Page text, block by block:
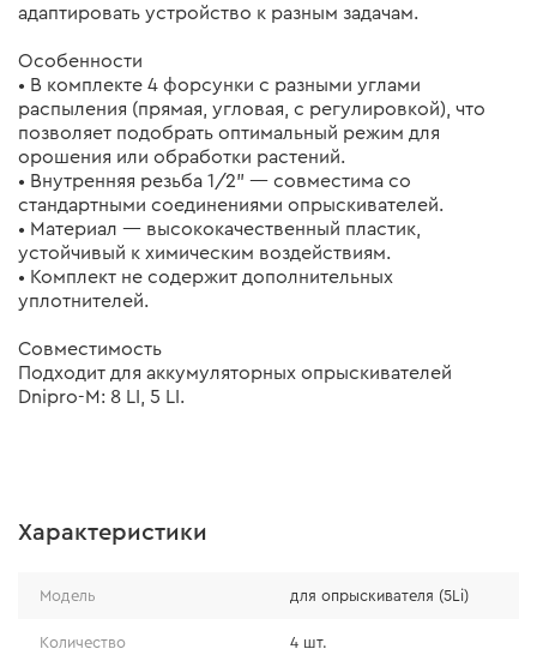
адаптировать устройство к разным задачам.
Особенности
• В комплекте 4 форсунки с разными углами
распыления (прямая, угловая, с регулировкой), что
позволяет подобрать оптимальный режим для
орошения или обработки растений.
• Внутренняя резьба 1/2" — совместима со
стандартными соединениями опрыскивателей.
• Материал — высококачественный пластик,
устойчивый к химическим воздействиям.
• Комплект не содержит дополнительных
уплотнителей.
Совместимость
Подходит для аккумуляторных опрыскивателей
Dnipro-M: 8 LI, 5 LI.
Характеристики
Модель для опрыскивателя (5Li)
Количество 4 шт.